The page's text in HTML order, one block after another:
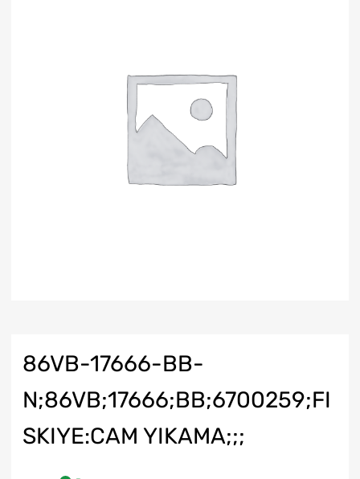
86VB-17666-BB-
N;86VB;17666;BB;6700259;FI
SKIYE:CAM YIKAMA;;;